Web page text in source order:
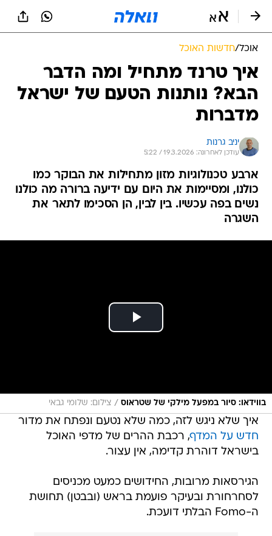
אוכל/חדשות האוכל
איך טרנד מתחיל ומה הדבר
הבא? נותנות הטעם של ישראל
מדברות
יניב גרנות
עודכן לאחרונה: 19.3.2026 / 5:22
ארבע טכנולוגיות מזון מתחילות את הבוקר כמו
כולנו, ומסיימות את היום עם ידיעה ברורה מה כולנו
נשים בפה עכשיו. בין לבין, הן הסכימו לתאר את
השגרה
בווידאו: סיור במפעל מילקי של שטראוס / צילום: שלומי גבאי
איך שלא ניגש לזה, כמה שלא נטעם ונפתח את מדור
חדש על המדף, רכבת ההרים של מדפי האוכל
בישראל דוהרת קדימה, אין עצור.
הגירסאות מרובות, החידושים כמעט מכניסים
לסחרחורת ובעיקר פועמת בראש (ובבטן) תחושת
ה-Fomo הבלתי דועכת.